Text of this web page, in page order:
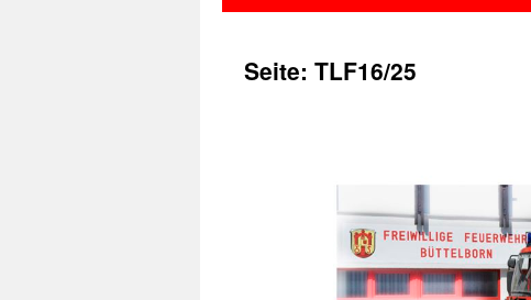
Seite: TLF16/25